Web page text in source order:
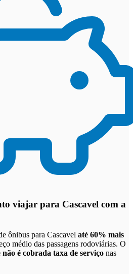
viajar para Cascavel com a
ônibus para Cascavel até 60% mais
médio das passagens rodoviárias. O
é cobrada taxa de serviço nas